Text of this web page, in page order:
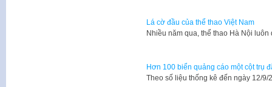
Lá cờ đầu của thể thao Việt Nam
Nhiều năm qua, thể thao Hà Nội
Hơn 100 biển quảng cáo một cột trụ
Theo số liệu thống kê đến ngày 12/